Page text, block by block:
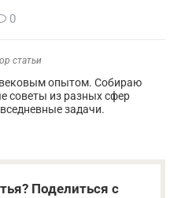
0
статьи
вековым опытом. Собираю
советы из разных сфер
задачи.
Поделиться с